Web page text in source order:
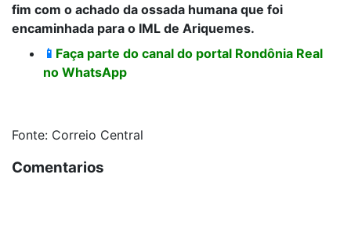
fim com o achado da ossada humana que foi
encaminhada para o IML de Ariquemes.
📱 Faça parte do canal do portal Rondônia Real
no WhatsApp
Fonte: Correio Central
Comentarios